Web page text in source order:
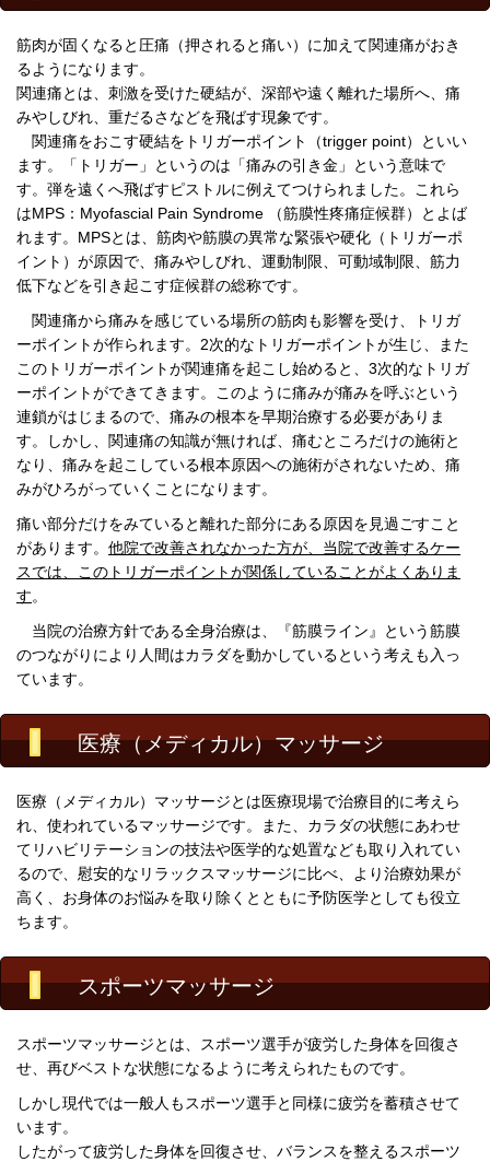
筋肉が固くなると 圧痛（押されると痛い） に加えて関連痛がおき
るようになります。
関連痛とは、刺激を受けた硬結が、 深部や遠く離れた場所へ、 痛
みやしびれ、重だるさなどを飛ばす現象です。
関連痛をおこす硬結を トリガーポイント （trigger point）
といい
ます。
「トリガー」 というのは 「痛みの引き金」
という意味で
す。 弾を遠くへ飛ばすピストルに例えてつけられました。
これら
はMPS：Myofascial Pain Syndrome （筋膜性疼痛症候群）とよば
れます。MPSとは、筋肉や筋膜の異常な緊張や硬化（トリガーポ
イント）が原因で、痛みやしびれ、運動制限、可動域制限、筋力
低下などを引き起こす症候群の総称です。
関連痛から痛みを感じている場所の筋肉も影響を受け、トリガ
ーポイントが作られます。2次的なトリガーポイントが生じ、また
このトリガーポイントが関連痛を起こし始めると、3次的なトリガ
ーポイントができてきます。
このように痛みが痛みを呼ぶという
連鎖がはじまるので、痛みの根本を早期治療する必要がありま
す。しかし、関連痛の知識が無ければ、痛むところだけの施術と
なり、痛みを起こしている根本原因への施術がされないため、痛
みがひろがっていくことになります。
痛い部分だけをみていると離れた部分にある原因を見過ごすこと
があります。 他院で改善されなかった方が、当院で改善するケー
スでは、このトリガーポイントが関係していることがよくありま
す。
当院の治療方針である全身治療は、『筋膜ライン』という筋膜
のつながりにより人間はカラダを動かしているという考えも入っ
ています。
医療（メディカル）マッサージ
医療（メディカル）マッサージとは医療現場で治療目的に考えら
れ、使われているマッサージです。
また、カラダの状態にあわせ
てリハビリテーションの技法や医学的な処置なども取り入れてい
るので、慰安的なリラックスマッサージに比べ、より治療効果が
高く、お身体のお悩みを取り除くとともに予防医学としても役立
ちます。
スポーツマッサージ
スポーツマッサージとは、スポーツ選手が疲労した身体を回復さ
せ、再びベストな状態になるように考えられたものです。
しかし現代では一般人もスポーツ選手と同様に疲労を蓄積させて
います。
したがって疲労した身体を回復させ、バランスを整えるスポーツ